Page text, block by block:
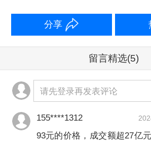
分享
留言精选(5)
请先登录再发表评论
155****1312
93元的价格，成交额超27亿